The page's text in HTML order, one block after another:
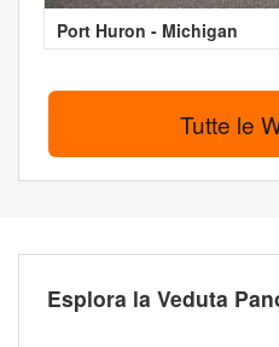
Port Huron - Michigan
Tutte le
Esplora la Veduta